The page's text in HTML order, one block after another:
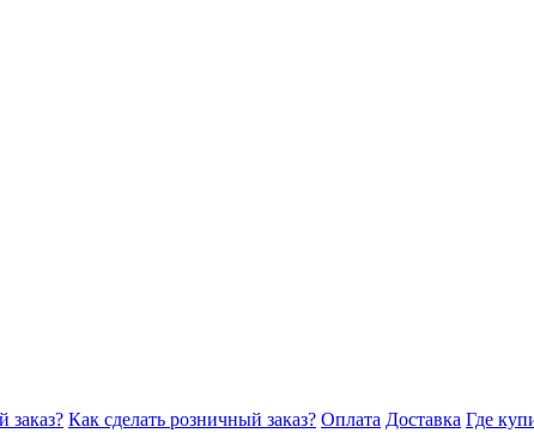
заказ? Как сделать розничный заказ? Оплата Доставка Где